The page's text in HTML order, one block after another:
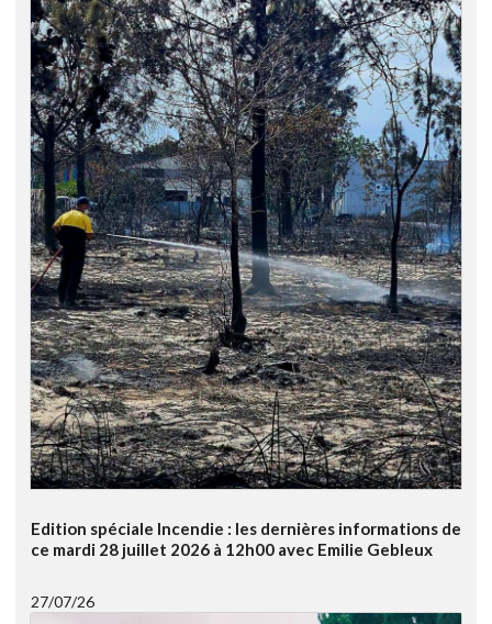
Edition spéciale Incendie : les dernières informations de
ce mardi 28 juillet 2026 à 12h00 avec Emilie Gebleux
27/07/26